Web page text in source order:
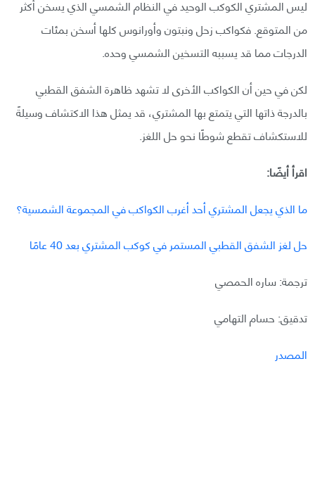
ليس المشتري الكوكب الوحيد في النظام الشمسي الذي يسخن أكثر
من المتوقع. فكواكب زحل ونبتون وأورانوس كلها أسخن بمئات
الدرجات مما قد يسببه التسخين الشمسي وحده.
لكن في حين أن الكواكب الأخرى لا تشهد ظاهرة الشفق القطبي
بالدرجة ذاتها التي يتمتع بها المشتري، قد يمثل هذا الاكتشاف وسيلةً
للاستكشاف تقطع شوطًا نحو حل اللغز.
اقرأ أيضًا:
ما الذي يجعل المشتري أحد أغرب الكواكب في المجموعة الشمسية؟
حل لغز الشفق القطبي المستمر في كوكب المشتري بعد 40 عامًا
ترجمة: ساره الحمصي
تدقيق: حسام التهامي
المصدر